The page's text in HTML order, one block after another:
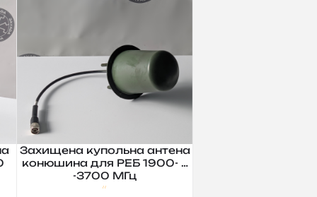
Захищена купольна антена
конюшина для РЕБ 1900- …
-3700 МГц